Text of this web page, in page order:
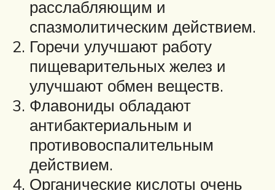
расслабляющим и
спазмолитическим действием.
Горечи улучшают работу
пищеварительных желез и
улучшают обмен веществ.
Флавониды обладают
антибактериальным и
противовоспалительным
действием.
Органические кислоты очень